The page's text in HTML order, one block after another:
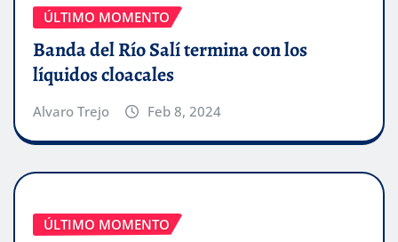
ÚLTIMO MOMENTO
Banda del Río Salí termina con los
líquidos cloacales
Alvaro Trejo Feb 8, 2024
ÚLTIMO MOMENTO